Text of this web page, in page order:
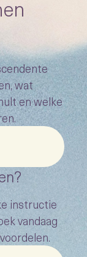
instructie
vandaag
wat
en welke